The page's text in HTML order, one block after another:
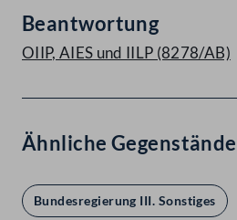
Beantwortung
OIIP, AIES und IILP (8278/AB)
Ähnliche Gegenstände
Bundesregierung III. Sonstiges